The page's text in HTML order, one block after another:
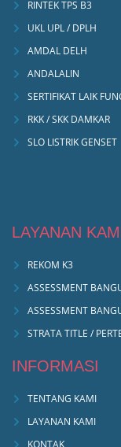
RINTEK TPS B3
UKL UPL / DPLH
AMDAL DELH
ANDALALIN
SERTIFIKAT LAIK
RKK / SKK DAMKAR
SLO LISTRIK GENSET
LAYANAN
REKOM K3
ASSESSMENT
ASSESSMENT
STRATA TITLE /
INFORMASI
TENTANG KAMI
LAYANAN KAMI